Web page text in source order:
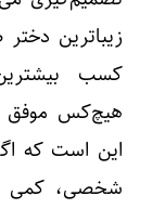
زیباترین
کسب
هیچ‌کس موفق
این است که
شخصی، کمی